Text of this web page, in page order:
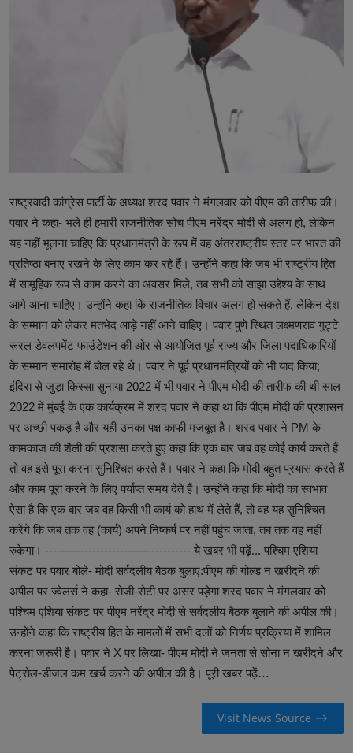
Contact
Gallery
Terms of Service
Privacy Policy
Cookies Policy
राष्ट्रवादी कांग्रेस पार्टी के अध्यक्ष शरद पवार ने मंगलवार को पीएम की तारीफ की।
पवार ने कहा- भले ही हमारी राजनीतिक सोच पीएम नरेंद्र मोदी से अलग हो, लेकिन
यह नहीं भूलना चाहिए कि प्रधानमंत्री के रूप में वह अंतरराष्ट्रीय स्तर पर भारत की
प्रतिष्ठा बनाए रखने के लिए काम कर रहे हैं। उन्होंने कहा कि जब भी राष्ट्रीय हित
में सामूहिक रूप से काम करने का अवसर मिले, तब सभी को साझा उद्देश्य के साथ
आगे आना चाहिए। उन्होंने कहा कि राजनीतिक विचार अलग हो सकते हैं, लेकिन देश
के सम्मान को लेकर मतभेद आड़े नहीं आने चाहिए। पवार पुणे स्थित लक्ष्मणराव गुट्टे
रूरल डेवलपमेंट फाउंडेशन की ओर से आयोजित पूर्व राज्य और जिला पदाधिकारियों
के सम्मान समारोह में बोल रहे थे। पवार ने पूर्व प्रधानमंत्रियों को भी याद किया;
इंदिरा से जुड़ा किस्सा सुनाया 2022 में भी पवार ने पीएम मोदी की तारीफ की थी साल
2022 में मुंबई के एक कार्यक्रम में शरद पवार ने कहा था कि पीएम मोदी की प्रशासन
पर अच्छी पकड़ है और यही उनका पक्ष काफी मजबूत है। शरद पवार ने PM के
कामकाज की शैली की प्रशंसा करते हुए कहा कि एक बार जब वह कोई कार्य करते हैं
तो वह इसे पूरा करना सुनिश्चित करते हैं। पवार ने कहा कि मोदी बहुत प्रयास करते हैं
और काम पूरा करने के लिए पर्याप्त समय देते हैं। उन्होंने कहा कि मोदी का स्वभाव
ऐसा है कि एक बार जब वह किसी भी कार्य को हाथ में लेते हैं, तो वह यह सुनिश्चित
करेंगे कि जब तक वह (कार्य) अपने निष्कर्ष पर नहीं पहुंच जाता, तब तक वह नहीं
रुकेगा। ------------------------------------- ये खबर भी पढ़ें... पश्चिम एशिया
संकट पर पवार बोले- मोदी सर्वदलीय बैठक बुलाएं:पीएम की गोल्ड न खरीदने की
अपील पर ज्वेलर्स ने कहा- रोजी-रोटी पर असर पड़ेगा शरद पवार ने मंगलवार को
पश्चिम एशिया संकट पर पीएम नरेंद्र मोदी से सर्वदलीय बैठक बुलाने की अपील की।
उन्होंने कहा कि राष्ट्रीय हित के मामलों में सभी दलों को निर्णय प्रक्रिया में शामिल
करना जरूरी है। पवार ने X पर लिखा- पीएम मोदी ने जनता से सोना न खरीदने और
पेट्रोल-डीजल कम खर्च करने की अपील की है। पूरी खबर पढ़ें…
Visit News Source